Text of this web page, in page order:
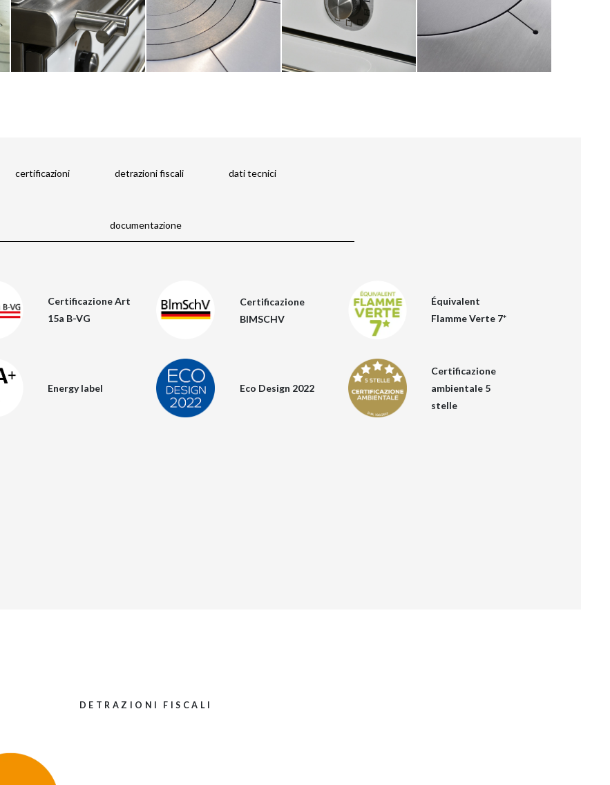
certificazioni detrazioni fiscali dati tecnici
documentazione
Certificazione Art
15a B-VG
Certificazione
BIMSCHV
Équivalent
Flamme Verte 7*
Energy label Eco Design 2022
Certificazione
ambientale 5
stelle
DETRAZIONI FISCALI